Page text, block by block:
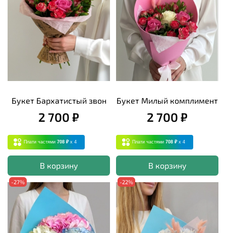
Букет Бархатистый звон
2 700 ₽
Плати частями 708 ₽ x 4
В корзину
Букет Милый комплимент
2 700 ₽
Плати частями 708 ₽ x 4
В корзину
-27% -22%